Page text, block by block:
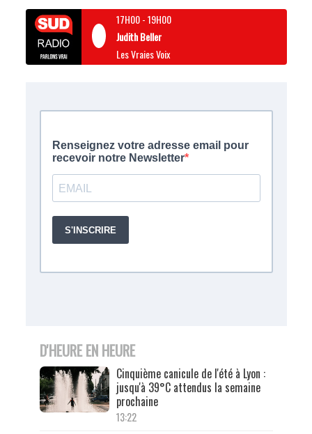
17H00-19H00
Judith Beller
Les Vraies Voix
D'HEURE EN HEURE
Cinquième canicule de l'été à Lyon :
jusqu'à 39°C attendus la semaine
prochaine
13:22